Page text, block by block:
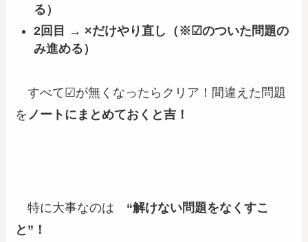
る）
2回目 → ×だけやり直し（※☑のついた問題の
み進める）
すべて☑が無くなったらクリア！間違えた問題
を ノートにまとめておくと吉！
特に大事なのは “解けない問題をなくすこ
と”！